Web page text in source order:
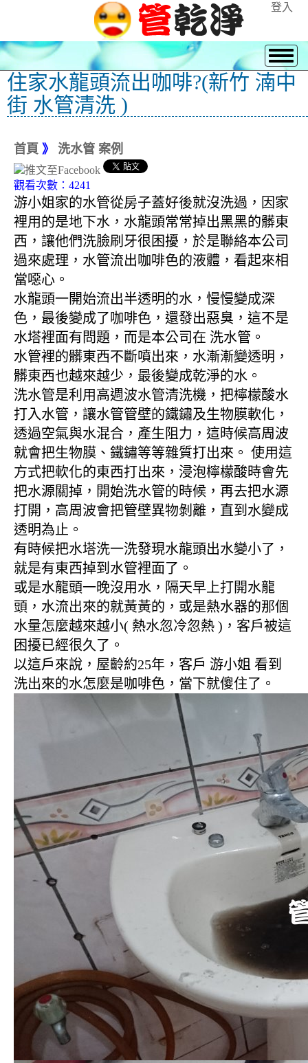
登入
住家水龍頭流出咖啡?(新竹 湳中
街 水管清洗 )
首頁 》 洗水管 案例
觀看次數：4241
游小姐家的水管從房子蓋好後就沒洗過，因家
裡用的是地下水，水龍頭常常掉出黑黑的髒東
西，讓他們洗臉刷牙很困擾，於是聯絡本公司
過來處理，水管流出咖啡色的液體，看起來相
當噁心。
水龍頭一開始流出半透明的水，慢慢變成深
色，最後變成了咖啡色，還發出惡臭，這不是
水塔裡面有問題，而是本公司在 洗水管。
水管裡的髒東西不斷噴出來，水漸漸變透明，
髒東西也越來越少，最後變成乾淨的水。
洗水管是利用高週波水管清洗機，把檸檬酸水
打入水管，讓水管管壁的鐵鏽及生物膜軟化，
透過空氣與水混合，產生阻力，這時候高周波
就會把生物膜、鐵鏽等等雜質打出來。 使用這
方式把軟化的東西打出來，浸泡檸檬酸時會先
把水源關掉，開始洗水管的時候，再去把水源
打開，高周波會把管壁異物剝離，直到水變成
透明為止。
有時候把水塔洗一洗發現水龍頭出水變小了，
就是有東西掉到水管裡面了。
或是水龍頭一晚沒用水，隔天早上打開水龍
頭，水流出來的就黃黃的，或是熱水器的那個
水量怎麼越來越小( 熱水忽冷忽熱 )，客戶被這
困擾已經很久了。
以這戶來說，屋齡約25年，客戶 游小姐 看到
洗出來的水怎麼是咖啡色，當下就傻住了。